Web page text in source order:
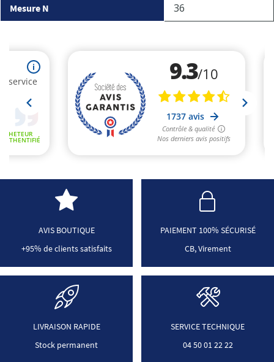
Mesure N 36
AVIS BOUTIQUE
+95% de clients satisfaits
PAIEMENT 100% SÉCURISÉ
CB, Virement
LIVRAISON RAPIDE
Stock permanent
SERVICE TECHNIQUE
04 50 01 22 22